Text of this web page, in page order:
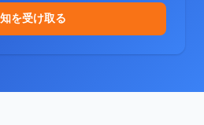
を受け取る